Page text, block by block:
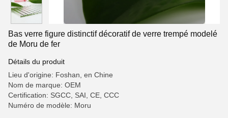
Bas verre figure distinctif décoratif de verre trempé modelé
de Moru de fer
Détails du produit
Lieu d'origine: Foshan, en Chine
Nom de marque: OEM
Certification: SGCC, SAI, CE, CCC
Numéro de modèle: Moru